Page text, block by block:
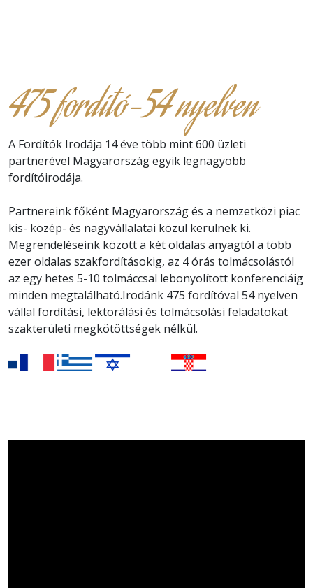
475 fordító-54 nyelven
A Fordítók Irodája 14 éve több mint 600 üzleti
partnerével Magyarország egyik legnagyobb
fordítóirodája.
Partnereink főként Magyarország és a nemzetközi piac
kis- közép- és nagyvállalatai közül kerülnek ki.
Megrendeléseink között a két oldalas anyagtól a több
ezer oldalas szakfordításokig, az 4 órás tolmácsolástól
az egy hetes 5-10 tolmáccsal lebonyolított konferenciáig
minden megtalálható.Irodánk 475 fordítóval 54 nyelven
vállal fordítási, lektorálási és tolmácsolási feladatokat
szakterületi megkötöttségek nélkül.